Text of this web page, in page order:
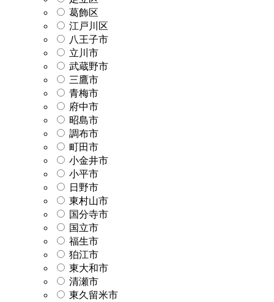
葛飾区
江戸川区
八王子市
立川市
武蔵野市
三鷹市
青梅市
府中市
昭島市
調布市
町田市
小金井市
小平市
日野市
東村山市
国分寺市
国立市
福生市
狛江市
東大和市
清瀬市
東久留米市